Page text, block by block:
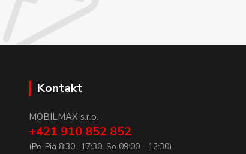
Kontakt
MOBILMAX s.r.o.
+421 910 852 852
(Po-Pia 8:30 -17:30, So 09:00 - 12:30)